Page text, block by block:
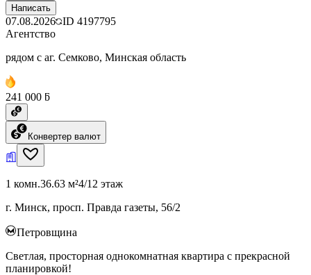
Написать
07.08.2026 ID 4197795
Агентство
рядом с аг. Семково, Минская область
241 000 ƃ
Конвертер валют
1 комн.36.63 м²4/12 этаж
г. Минск, просп. Правда газеты, 56/2
Петровщина
Светлая, просторная однокомнатная квартира с прекрасной
планировкой!